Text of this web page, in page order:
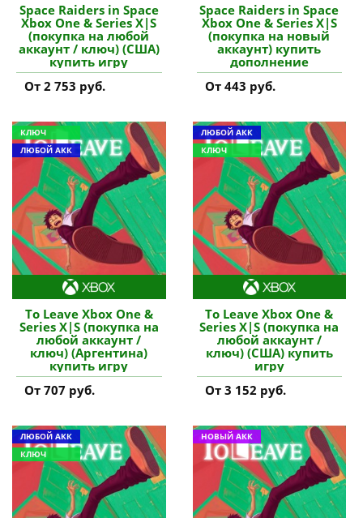
Space Raiders in Space
Xbox One & Series X|S
(покупка на любой
аккаунт / ключ) (США)
купить игру
От 2 753 руб.
Space Raiders in Space
Xbox One & Series X|S
(покупка на новый
аккаунт) купить
дополнение
От 443 руб.
КЛЮЧ
ЛЮБОЙ АКК
To Leave Xbox One &
Series X|S (покупка на
любой аккаунт /
ключ) (Аргентина)
купить игру
От 707 руб.
ЛЮБОЙ АКК
КЛЮЧ
To Leave Xbox One &
Series X|S (покупка на
любой аккаунт /
ключ) (США) купить
игру
От 3 152 руб.
ЛЮБОЙ АКК
КЛЮЧ
НОВЫЙ АКК